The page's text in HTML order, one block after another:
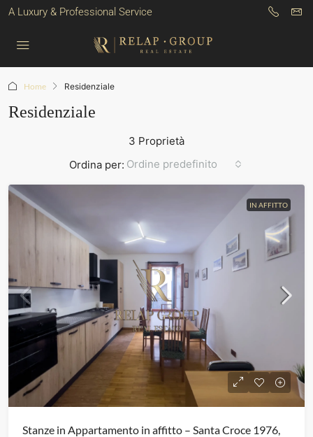
A Luxury & Professional Service
Home Residenziale
Residenziale
3 Proprietà
Ordina per: Ordine predefinito
IN AFFITTO
Stanze in Appartamento in affitto – Santa Croce 1976,